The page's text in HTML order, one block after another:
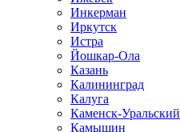
Инкерман
Иркутск
Истра
Йошкар-Ола
Казань
Калининград
Калуга
Каменск-Уральский
Камышин